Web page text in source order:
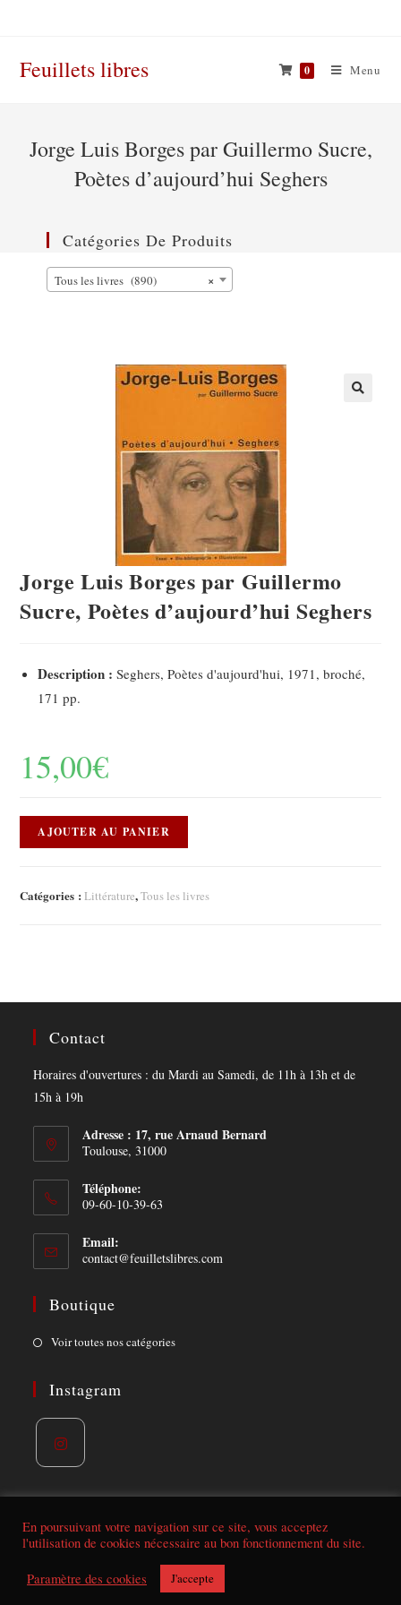
Feuillets libres 0 Menu
Jorge Luis Borges par Guillermo Sucre,
Poètes d’aujourd’hui Seghers
Jorge Luis Borges par Guillermo
Sucre, Poètes d’aujourd’hui Seghers
Description : Seghers, Poètes d'aujourd'hui, 1971, broché,
171 pp.
15,00€
AJOUTER AU PANIER
Catégories :Littérature,Tous les livres
Catégories De Produits
×
Tous les livres (890)
Contact
Horaires d'ouvertures : du Mardi au Samedi, de 11h à 13h et de
15h à 19h
Adresse : 17, rue Arnaud Bernard
Toulouse, 31000
Téléphone:
09-60-10-39-63
Email:
contact@feuilletslibres.com
Boutique
Voir toutes nos catégoriesOpens
Instagram
in
a
new
Conditions de vente | mentions légales
En poursuivant votre navigation sur ce site, vous acceptez
l'utilisation de cookies nécessaire au bon fonctionnement du site.
Paramètre des cookies J'accepte